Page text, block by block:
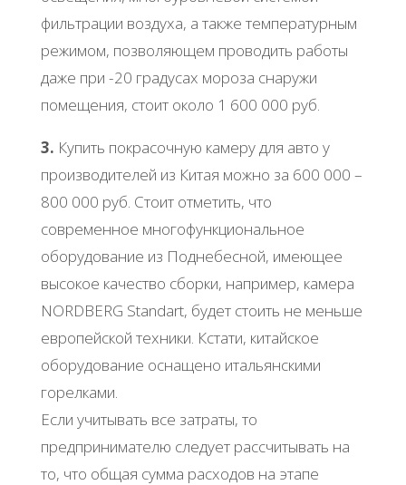
фильтрации воздуха, а также температурным
режимом, позволяющем проводить работы
даже при -20 градусах мороза снаружи
помещения, стоит около 1 600 000 руб.
3. Купить покрасочную камеру для авто у
производителей из Китая можно за 600 000 –
800 000 руб. Стоит отметить, что
современное многофункциональное
оборудование из Поднебесной, имеющее
высокое качество сборки, например, камера
NORDBERG Standart, будет стоить не меньше
европейской техники. Кстати, китайское
оборудование оснащено итальянскими
горелками.
Если учитывать все затраты, то
предпринимателю следует рассчитывать на
то, что общая сумма расходов на этапе